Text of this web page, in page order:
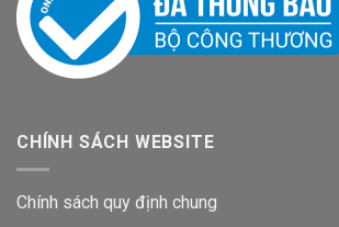
CHÍNH SÁCH WEBSITE
Chính sách quy định chung